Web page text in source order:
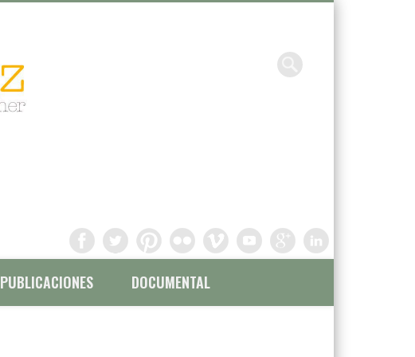
Chavinandez, Fotografía y
PUBLICACIONES DOCUMENTAL